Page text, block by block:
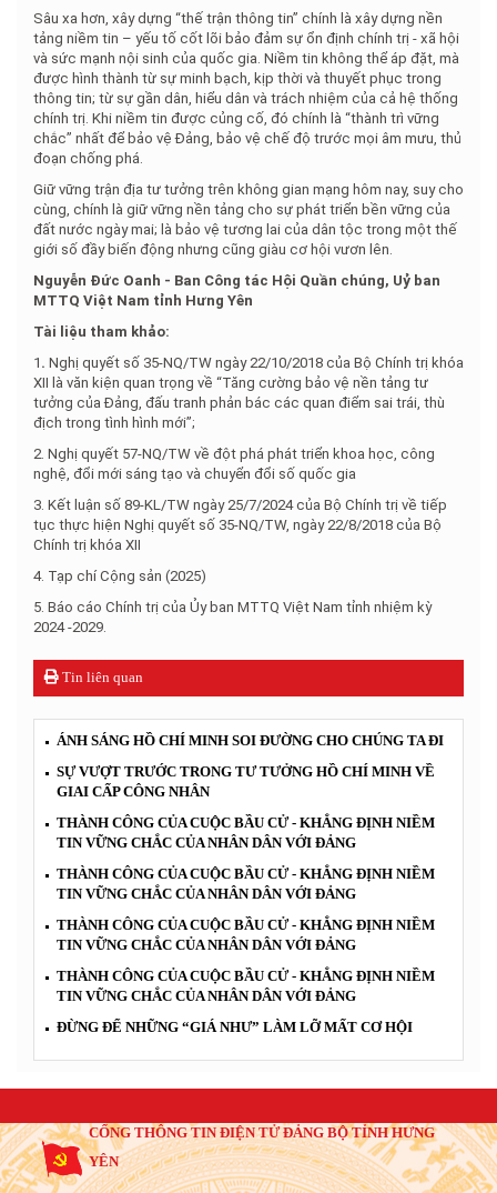
Sâu xa hơn, xây dựng “thế trận thông tin” chính là xây dựng nền
tảng niềm tin – yếu tố cốt lõi bảo đảm sự ổn định chính trị - xã hội
và sức mạnh nội sinh của quốc gia. Niềm tin không thể áp đặt, mà
được hình thành từ sự minh bạch, kịp thời và thuyết phục trong
thông tin; từ sự gần dân, hiểu dân và trách nhiệm của cả hệ thống
chính trị. Khi niềm tin được củng cố, đó chính là “thành trì vững
chắc” nhất để bảo vệ Đảng, bảo vệ chế độ trước mọi âm mưu, thủ
đoạn chống phá.
Giữ vững trận địa tư tưởng trên không gian mạng hôm nay, suy cho
cùng, chính là giữ vững nền tảng cho sự phát triển bền vững của
đất nước ngày mai; là bảo vệ tương lai của dân tộc trong một thế
giới số đầy biến động nhưng cũng giàu cơ hội vươn lên.
Nguyễn Đức Oanh - Ban Công tác Hội Quần chúng, Uỷ ban
MTTQ Việt Nam tỉnh Hưng Yên
Tài liệu tham khảo:
1 . Nghị quyết số 35-NQ/TW ngày 22/10/2018 của Bộ Chính trị khóa
XII là văn kiện quan trọng về “Tăng cường bảo vệ nền tảng tư
tưởng của Đảng, đấu tranh phản bác các quan điểm sai trái, thù
địch trong tình hình mới”;
2. Nghị quyết 57-NQ/TW về đột phá phát triển khoa học, công
nghệ, đổi mới sáng tạo và chuyển đổi số quốc gia
3. Kết luận số 89-KL/TW ngày 25/7/2024 của Bộ Chính trị về tiếp
tục thực hiện Nghị quyết số 35-NQ/TW, ngày 22/8/2018 của Bộ
Chính trị khóa XII
4. Tạp chí Cộng sản (2025)
5. Báo cáo Chính trị của Ủy ban MTTQ Việt Nam tỉnh nhiệm kỳ
2024 -2029.
Tin liên quan
ÁNH SÁNG HỒ CHÍ MINH SOI ĐƯỜNG CHO CHÚNG TA ĐI
SỰ VƯỢT TRƯỚC TRONG TƯ TƯỞNG HỒ CHÍ MINH VỀ
GIAI CẤP CÔNG NHÂN
THÀNH CÔNG CỦA CUỘC BẦU CỬ - KHẲNG ĐỊNH NIỀM
TIN VỮNG CHẮC CỦA NHÂN DÂN VỚI ĐẢNG
THÀNH CÔNG CỦA CUỘC BẦU CỬ - KHẲNG ĐỊNH NIỀM
TIN VỮNG CHẮC CỦA NHÂN DÂN VỚI ĐẢNG
THÀNH CÔNG CỦA CUỘC BẦU CỬ - KHẲNG ĐỊNH NIỀM
TIN VỮNG CHẮC CỦA NHÂN DÂN VỚI ĐẢNG
THÀNH CÔNG CỦA CUỘC BẦU CỬ - KHẲNG ĐỊNH NIỀM
TIN VỮNG CHẮC CỦA NHÂN DÂN VỚI ĐẢNG
ĐỪNG ĐỂ NHỮNG “GIÁ NHƯ” LÀM LỠ MẤT CƠ HỘI
CỔNG THÔNG TIN ĐIỆN TỬ ĐẢNG BỘ TỈNH HƯNG
YÊN